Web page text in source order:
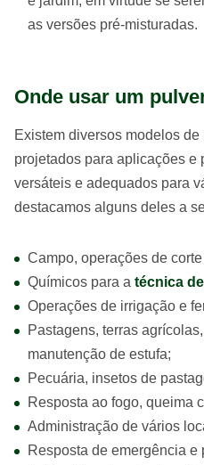
as versões pré-misturadas.
Onde usar um
Existem diversos modelos
projetados para aplicações e
versáteis e adequados para
destacamos alguns deles a
Campo, operações de
Químicos para a técnica de
Operações de irrigação e
Pastagens, terras
manutenção de estufa;
Pecuária, insetos de
Resposta ao fogo, queima
Administração de vários
Resposta de emergência e